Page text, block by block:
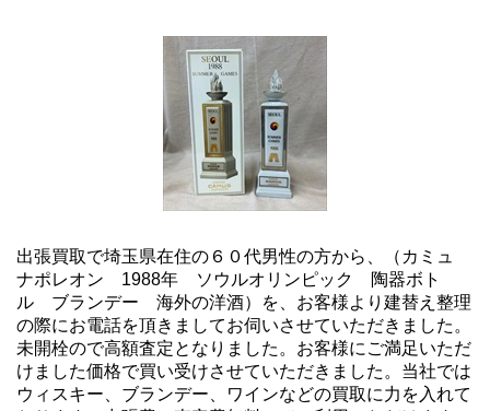
出張買取で埼玉県在住の６０代男性の方から、（カミュ
ナポレオン 1988年 ソウルオリンピック 陶器ボト
ル ブランデー 海外の洋酒）を、お客様より建替え整理
の際にお電話を頂きましてお伺いさせていただきました。
未開栓ので高額査定となりました。お客様にご満足いただ
けました価格で買い受けさせていただきました。当社では
ウィスキー、ブランデー、ワインなどの買取に力を入れて